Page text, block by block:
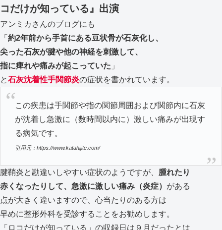
コだけが知っている』出演
アンミカさんのブログにも
「 約2年前から手首にある豆状骨が石灰化し、
尖った石灰が腱や他の神経を刺激して、
指に痺れや痛みが起こっていた 」
と石灰沈着性手関節炎の症状を書かれています。
この疾患は手関節や指の関節周囲および関節内に石灰
が沈着し急激に（数時間以内に）激しい痛みが出現す
る病気です。
引用元：https://www.katahijite.com/
腱鞘炎と勘違いしやすい症状のようですが、 腫れたり
赤くなったりして、急激に激しい痛み（炎症） がある
点が大きく違いますので、心当たりのある方は
早めに整形外科を受診することをお勧めします。
「ロコだけが知っている」の収録日は９月だったとは